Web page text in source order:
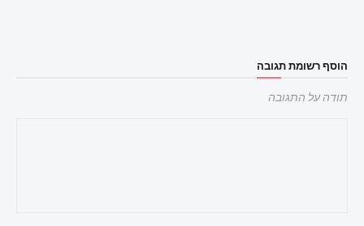
הוסף רשומת תגובה
תודה על התגובה